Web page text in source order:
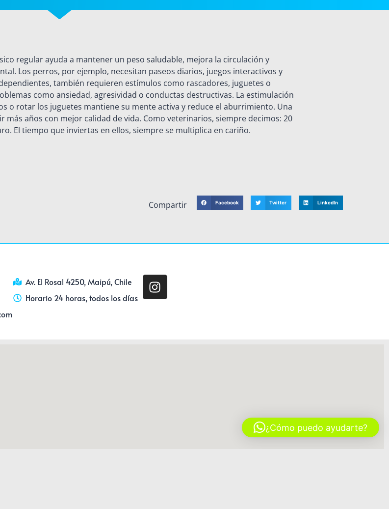
regular ayuda a mantener un peso saludable, mejora la circulación y
Los perros, por ejemplo, necesitan paseos diarios, juegos interactivos y
también requieren estímulos como rascadores, juguetes o
como ansiedad, agresividad o conductas destructivas. La estimulación
o rotar los juguetes mantiene su mente activa y reduce el aburrimiento. Una
más años con mejor calidad de vida. Como veterinarios, siempre decimos: 20
El tiempo que inviertas en ellos, siempre se multiplica en cariño.
Compartir Facebook Twitter LinkedIn
Av. El Rosal 4250, Maipú, Chile
Horario 24 horas, todos los días
¿Cómo puedo ayudarte?